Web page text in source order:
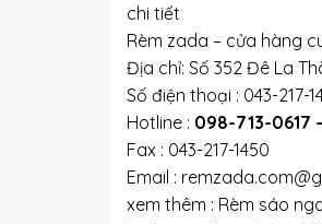
chi tiết
Rèm zada – cửa hàng
Địa chỉ: Số 352 Đê La
Số điện thoại : 043-217-
Hotline : 098-713-0617
Fax : 043-217-1450
Email :
xem thêm : Rèm sáo